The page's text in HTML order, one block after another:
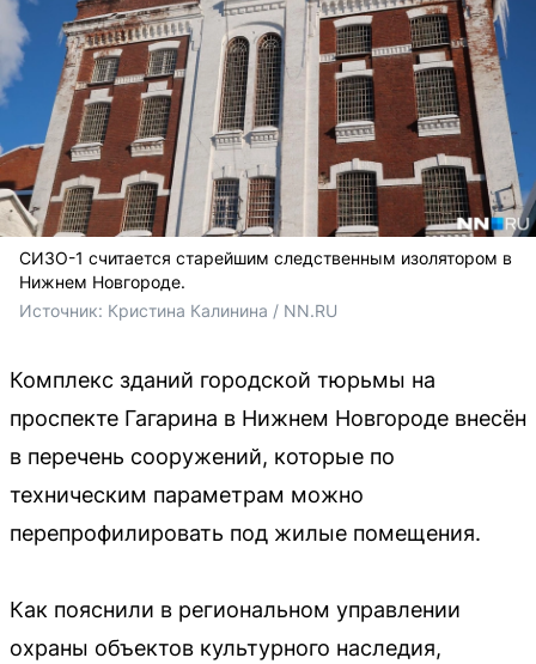
СИЗО-1 считается старейшим следственным изолятором в
Нижнем Новгороде.
Источник: Кристина Калинина / NN.RU
Комплекс зданий городской тюрьмы на
проспекте Гагарина в Нижнем Новгороде внесён
в перечень сооружений, которые по
техническим параметрам можно
перепрофилировать под жилые помещения.
Как пояснили в региональном управлении
охраны объектов культурного наследия,